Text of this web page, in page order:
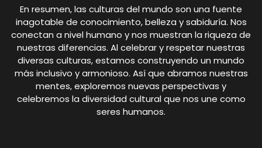
En resumen, las culturas del mundo son una fuente
inagotable de conocimiento, belleza y sabiduría. Nos
conectan a nivel humano y nos muestran la riqueza de
nuestras diferencias. Al celebrar y respetar nuestras
diversas culturas, estamos construyendo un mundo
más inclusivo y armonioso. Así que abramos nuestras
mentes, exploremos nuevas perspectivas y
celebremos la diversidad cultural que nos une como
seres humanos.